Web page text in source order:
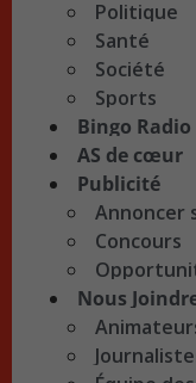
Politique
Santé
Société
Sports
Bingo Radio
AS de cœur
Publicité
Annoncer
Concours
Nous